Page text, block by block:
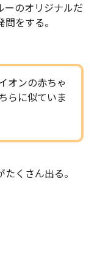
ーのオリジナルだ
をする。
オンの赤ちゃ
らに似ていま
くさん出る。